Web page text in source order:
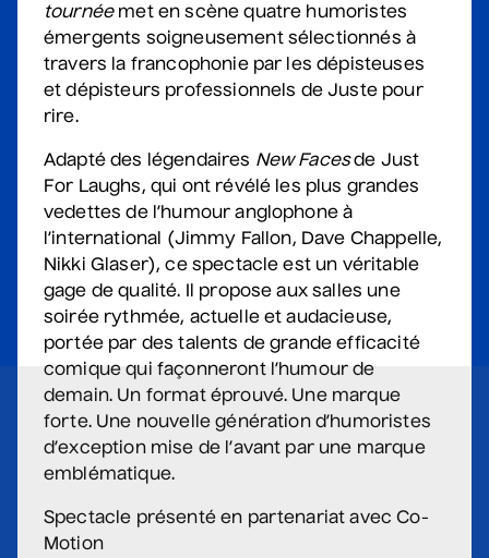
30 août 2026 • 15 h 00
Salle André-Mathieu
Après-midi
• Ga-lé aller
2 septembre 2026
Salle André-Mathieu
Supplémentaire
Korine Côté, Gabrielle
Caron, Rolly Assal
• Korine Côté et invités
3 septembre 2026• 19 h 30
Station culturelle Momo
Gratuit
Maude Landry
3 septembre 2026 • 19 h 30
tournéemet en scène quatre humoristes
émergents soigneusement sélectionnés à
travers la francophonie par les dépisteuses
et dépisteurs professionnels de Juste pour
rire.
Adapté des légendaires New Facesde Just
For Laughs, qui ont révélé les plus grandes
vedettes de l’humour anglophone à
l’international (Jimmy Fallon, Dave Chappelle,
Nikki Glaser), ce spectacle est un véritable
gage de qualité. Il propose aux salles une
soirée rythmée, actuelle et audacieuse,
portée par des talents de grande efficacité
comique qui façonneront l’humour de
demain. Un format éprouvé. Une marque
forte. Une nouvelle génération d’humoristes
d’exception mise de l’avant par une marque
emblématique.
Spectacle présenté en partenariat avec Co-
Motion